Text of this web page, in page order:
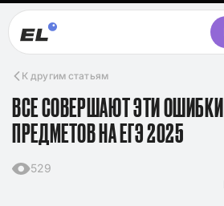
К другим статьям
ВСЕ СОВЕРШАЮТ ЭТИ
ПРЕДМЕТОВ НА ЕГЭ 2025
529